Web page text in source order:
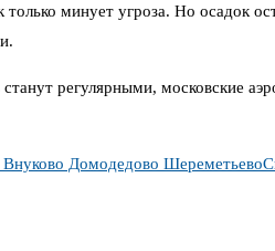
минует угроза. Но осадок
регулярными, московские
Внуково Домодедово Шереметьево